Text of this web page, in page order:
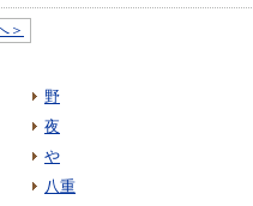
＞
野
夜
や
八重